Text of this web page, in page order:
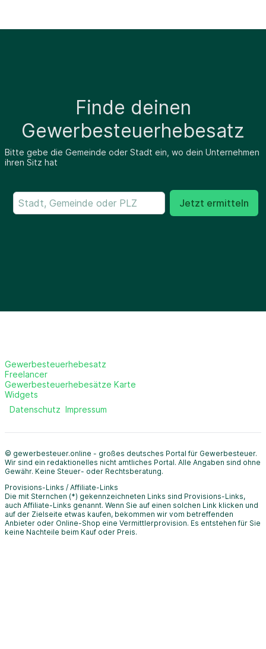
Finde deinen
Gewerbesteuerhebesatz
Bitte gebe die Gemeinde oder Stadt ein, wo dein Unternehmen
ihren Sitz hat
Jetzt ermitteln
Gewerbesteuerhebesatz
Freelancer
Gewerbesteuerhebesätze Karte
Widgets
Datenschutz Impressum
© gewerbesteuer.online - großes deutsches Portal für Gewerbesteuer.
Wir sind ein redaktionelles nicht amtliches Portal. Alle Angaben sind ohne
Gewähr. Keine Steuer- oder Rechtsberatung.
Provisions-Links / Affiliate-Links
Die mit Sternchen (*) gekennzeichneten Links sind Provisions-Links,
auch Affiliate-Links genannt. Wenn Sie auf einen solchen Link klicken und
auf der Zielseite etwas kaufen, bekommen wir vom betreffenden
Anbieter oder Online-Shop eine Vermittlerprovision. Es entstehen für Sie
keine Nachteile beim Kauf oder Preis.